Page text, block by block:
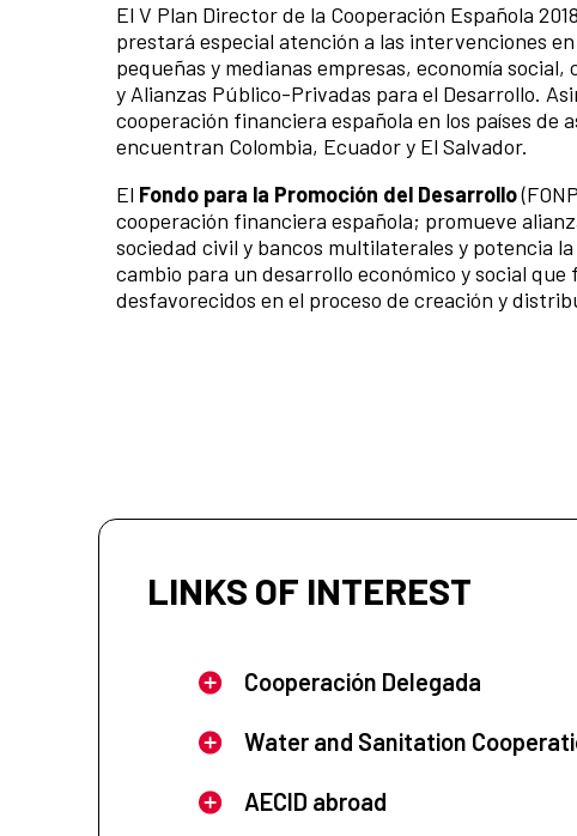
El V Plan Director de la Cooperación Española
prestará especial atención a las intervenciones
pequeñas y medianas empresas, economía
y Alianzas Público-Privadas para el Desarrollo.
cooperación financiera española en los países de
encuentran Colombia, Ecuador y El Salvador.
El Fondo para la Promoción del Desarrollo
cooperación financiera española; promueve
sociedad civil y bancos multilaterales y potencia
cambio para un desarrollo económico y social
desfavorecidos en el proceso de creación y
LINKS OF INTEREST
Cooperación Delegada
Water and Sanitation
AECID abroad